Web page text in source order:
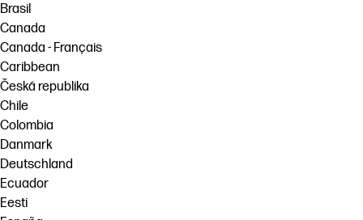
Brasil
Canada
Canada - Français
Caribbean
Česká republika
Chile
Colombia
Danmark
Deutschland
Ecuador
Eesti